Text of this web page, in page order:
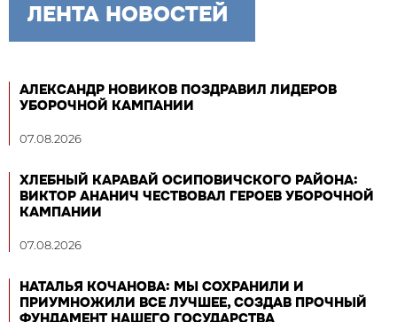
ЛЕНТА НОВОСТЕЙ
АЛЕКСАНДР НОВИКОВ ПОЗДРАВИЛ ЛИДЕРОВ
УБОРОЧНОЙ КАМПАНИИ
07.08.2026
ХЛЕБНЫЙ КАРАВАЙ ОСИПОВИЧСКОГО РАЙОНА:
ВИКТОР АНАНИЧ ЧЕСТВОВАЛ ГЕРОЕВ УБОРОЧНОЙ
КАМПАНИИ
07.08.2026
НАТАЛЬЯ КОЧАНОВА: МЫ СОХРАНИЛИ И
ПРИУМНОЖИЛИ ВСЕ ЛУЧШЕЕ, СОЗДАВ ПРОЧНЫЙ
ФУНДАМЕНТ НАШЕГО ГОСУДАРСТВА